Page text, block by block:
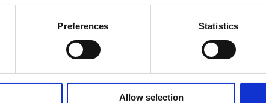
Preferences Statistics
Allow selection
Ervaringen van
klanten met EEZYCOM
van 10FORIT